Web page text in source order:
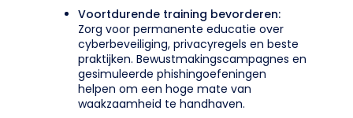
Voortdurende training bevorderen:
Zorg voor permanente educatie over
cyberbeveiliging, privacyregels en beste
praktijken. Bewustmakingscampagnes en
gesimuleerde phishingoefeningen
helpen om een hoge mate van
waakzaamheid te handhaven.